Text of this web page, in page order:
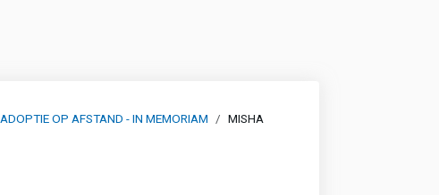
ADOPTIE OP AFSTAND - IN MEMORIAM MISHA